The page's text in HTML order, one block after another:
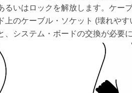
るいはロックを解放します。ケー
上のケーブル・ソケット (壊れや
、システム・ボードの交換が必要